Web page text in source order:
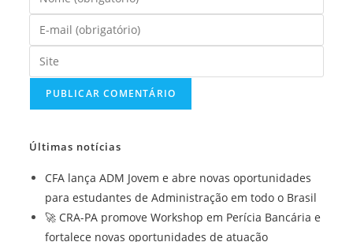
seu
nome
ou
nome
usuário
comentar
Digite
seu
endereço
de
para
Digite
o
URL
do
site
(opcional)
Últimas notícias
CFA lança ADM Jovem e abre novas oportunidades
para estudantes de Administração em todo o Brasil
🚀 CRA-PA promove Workshop em Perícia Bancária e
fortalece novas oportunidades de atuação